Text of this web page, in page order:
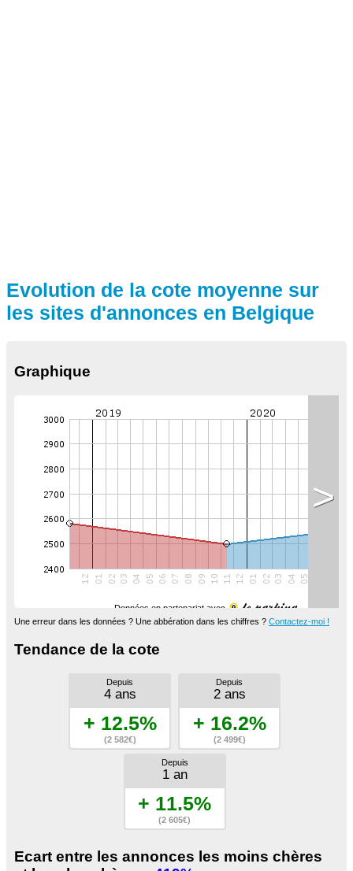
Evolution de la cote moyenne sur
les sites d'annonces en Belgique
Graphique
Données en partenariat avec
>
Une erreur dans les données ? Une abbération dans les chiffres ? Contactez-moi !
Tendance de la cote
Depuis
4 ans
+ 12.5%
(2 582€)
Depuis
2 ans
+ 16.2%
(2 499€)
Depuis
1 an
+ 11.5%
(2 605€)
Ecart entre les annonces les moins chères